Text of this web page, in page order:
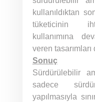
kullanıldıktan
tüketicinin
kullanımına
veren
Sonuç
Sürdürülebilir
sadece
yapılmasıyla